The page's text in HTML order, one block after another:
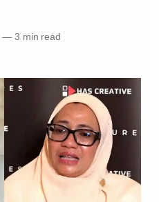
—3 min read